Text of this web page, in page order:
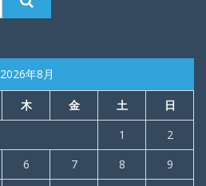
2026年8月
木 金 土
日
1
2
6 7 8
9